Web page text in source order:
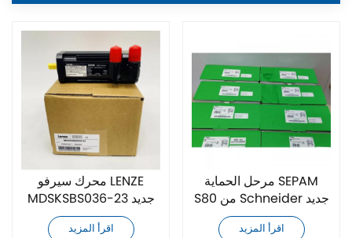
محرك سيرفو LENZE
MDSKSBS036-23 جديد
تمامًا
اقرأ المزيد
مرحل الحماية SEPAM
S80 من Schneider جديد
تمامًا
اقرأ المزيد